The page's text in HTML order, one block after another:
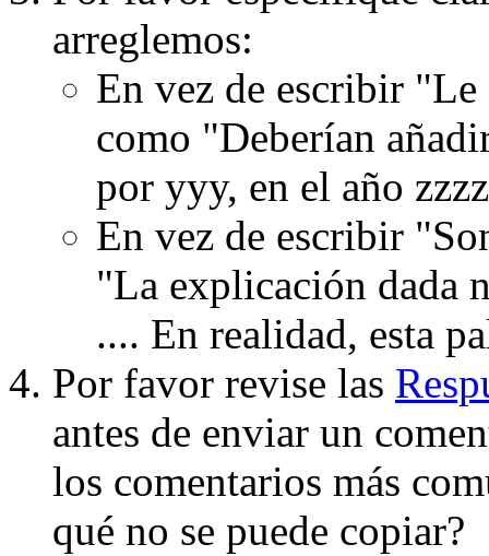
arreglemos:
En vez de escribir
como "Deberían
por yyy, en el año
En vez de escribir
"La explicación dada
.... En realidad, esta
Por favor revise las
antes de enviar un
los comentarios más
qué no se puede copiar?